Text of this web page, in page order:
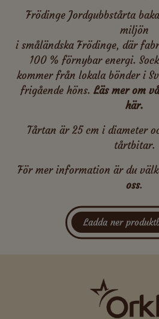
Frödinge Jordgubbstårta
miljön
i småländska Frödinge, där
100 % förnybar energi.
kommer från lokala bönder i
frigående höns.Läs mer om
här.
Tårtan är 25 cm i diameter
tårtbitar.
För mer information är du
oss.
Ladda ner